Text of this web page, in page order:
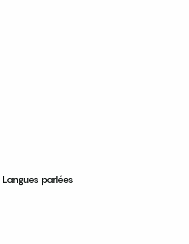
Langues parlées
Langues parlées